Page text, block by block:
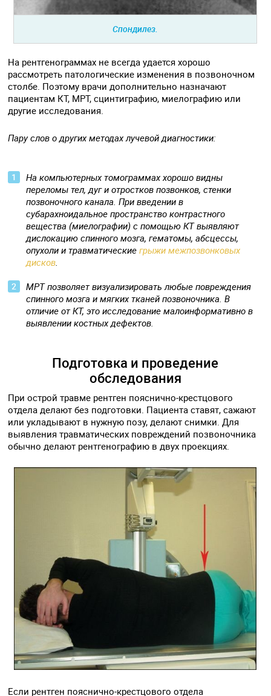
Спондилез.
На рентгенограммах не всегда удается хорошо
рассмотреть патологические изменения в позвоночном
столбе. Поэтому врачи дополнительно назначают
пациентам КТ, МРТ, сцинтиграфию, миелографию или
другие исследования.
Пару слов о других методах лучевой диагностики:
На компьютерных томограммах хорошо видны
переломы тел, дуг и отростков позвонков, стенки
позвоночного канала. При введении в
субарахноидальное пространство контрастного
вещества (миелографии) с помощью КТ выявляют
дислокацию спинного мозга, гематомы, абсцессы,
опухоли и травматическиегрыжи межпозвонковых
дисков.
МРТ позволяет визуализировать любые повреждения
спинного мозга и мягких тканей позвоночника. В
отличие от КТ, это исследование малоинформативно в
выявлении костных дефектов.
Подготовка и проведение
обследования
При острой травме рентген пояснично-крестцового
отдела делают без подготовки. Пациента ставят, сажают
или укладывают в нужную позу, делают снимки. Для
выявления травматических повреждений позвоночника
обычно делают рентгенографию в двух проекциях.
Если рентген пояснично-крестцового отдела